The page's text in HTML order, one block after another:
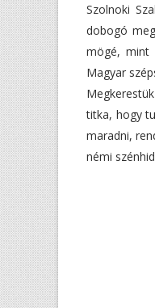
Szolnoki
dobogó
mögé, mint
Magyar
titka, hogy
maradni,
némi